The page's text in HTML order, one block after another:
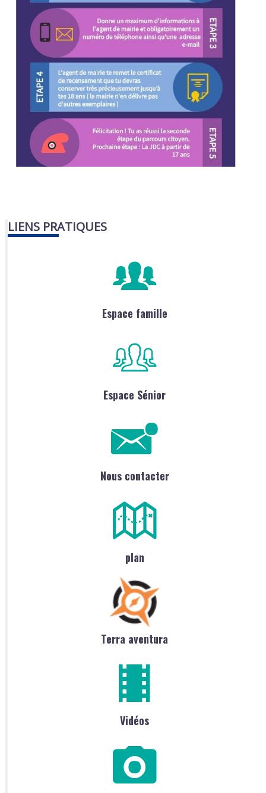
LIENS PRATIQUES
Espace famille
Espace Sénior
Nous contacter
plan
Terra aventura
Vidéos